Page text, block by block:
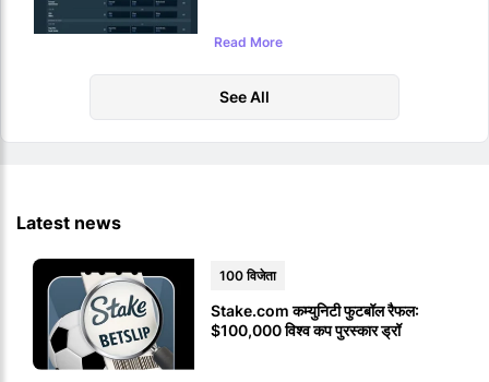
Read More
See All
Latest news
100 विजेता
Stake.com कम्युनिटी फुटबॉल रैफल:
$100,000 विश्व कप पुरस्कार ड्रॉ